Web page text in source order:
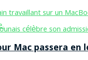
Mac passera